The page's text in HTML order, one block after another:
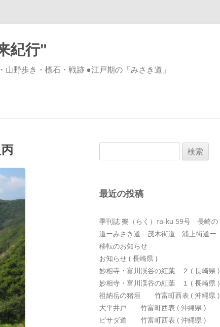
紀行"
野歩き・標石・戦跡 ●江戸期の「みさき道」
索:
最近の投稿
季刊誌 樂（らく）ra-ku 59号 長崎の
道ーみさき道 茂木街道 浦上街道ー
移転のお知らせ
お知らせ ( 長崎県 )
妙相寺・富川渓谷の紅葉 ２ ( 長崎県 )
妙相寺・富川渓谷の紅葉 １ ( 長崎県 )
祖納岳の猪垣 竹富町西表 ( 沖縄県 )
大平井戸 竹富町西表 ( 沖縄県 )
ピサダ道 竹富町西表 ( 沖縄県 )